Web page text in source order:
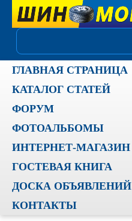
ГЛАВНАЯ СТРАНИЦА
КАТАЛОГ СТАТЕЙ
ФОРУМ
ФОТОАЛЬБОМЫ
ИНТЕРНЕТ-МАГАЗИН
ГОСТЕВАЯ КНИГА
ДОСКА ОБЪЯВЛЕНИЙ
КОНТАКТЫ